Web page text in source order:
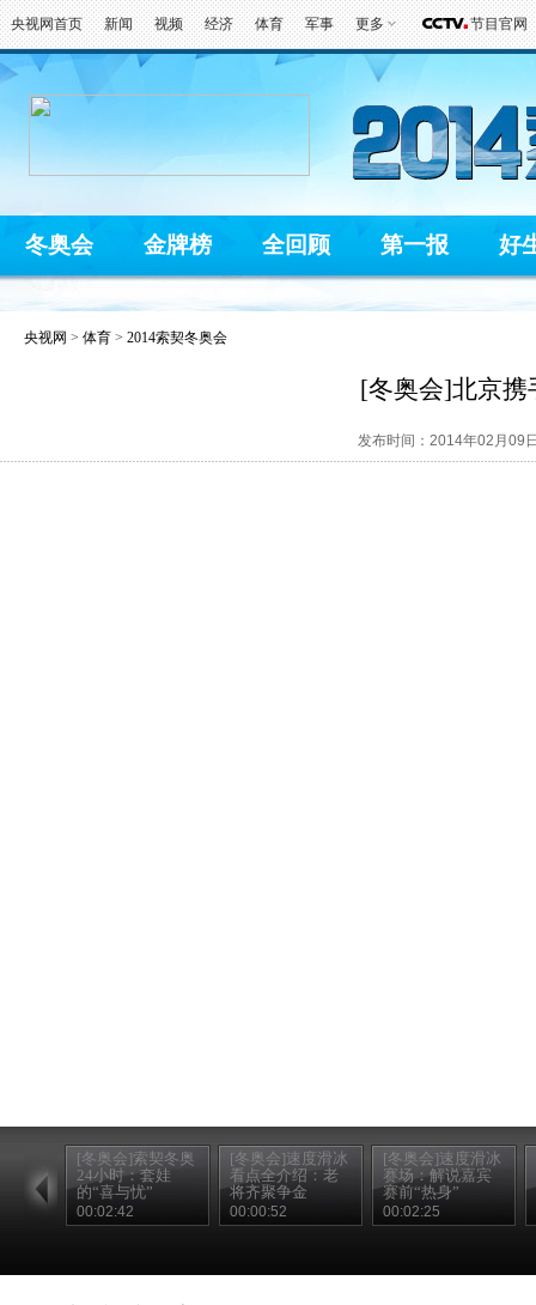
央视网首页 新闻 视频 经济 体育 军事 更多 节目官网
冬奥会 金牌榜 全回顾 第一报 好
央视网 > 体育 > 2014索契冬奥会
[冬奥会]北京携
发布时间：2014年02月09
[冬奥会]索契冬奥
24小时：套娃
的“喜与忧”
00:02:42
[冬奥会]速度滑冰
看点全介绍：老
将齐聚争金
00:00:52
[冬奥会]速度滑冰
赛场：解说嘉宾
赛前“热身”
00:02:25